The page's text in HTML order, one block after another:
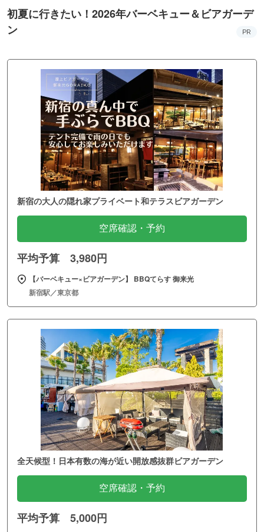
初夏に行きたい！2026年バーベキュー＆ビアガーデ
ン
PR
新宿の大人の隠れ家プライベート和テラスビアガーデン
空席確認・予約
平均予算 3,980円
【バーベキュー×ビアガーデン】 BBQてらす 御来光
新宿駅／東京都
全天候型！日本有数の海が近い開放感抜群ビアガーデン
空席確認・予約
平均予算 5,000円